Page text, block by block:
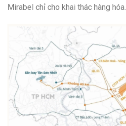
Mirabel chỉ cho khai thác hàng hóa.